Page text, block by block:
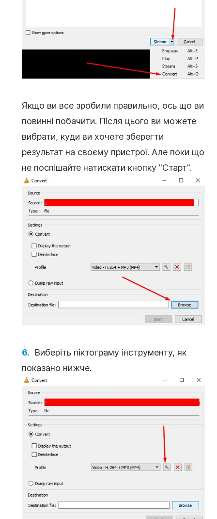
Якщо ви все зробили правильно, ось що ви
повинні побачити. Після цього ви можете
вибрати, куди ви хочете зберегти
результат на своєму пристрої. Але поки що
не поспішайте натискати кнопку "Старт".
Виберіть піктограму інструменту, як
показано нижче.